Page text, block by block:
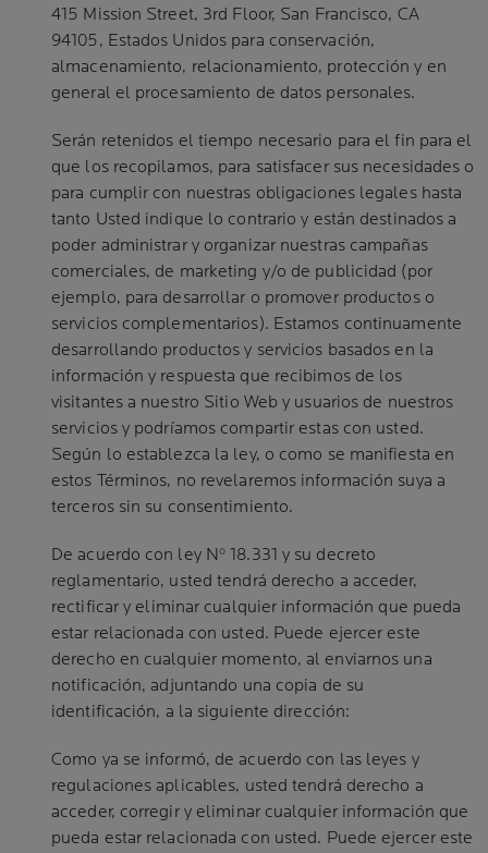
415 Mission Street, 3rd Floor, San Francisco, CA
94105, Estados Unidos para conservación,
almacenamiento, relacionamiento, protección y en
general el procesamiento de datos personales.
Serán retenidos el tiempo necesario para el fin para el
que los recopilamos, para satisfacer sus necesidades o
para cumplir con nuestras obligaciones legales hasta
tanto Usted indique lo contrario y están destinados a
poder administrar y organizar nuestras campañas
comerciales, de marketing y/o de publicidad (por
ejemplo, para desarrollar o promover productos o
servicios complementarios). Estamos continuamente
desarrollando productos y servicios basados en la
información y respuesta que recibimos de los
visitantes a nuestro Sitio Web y usuarios de nuestros
servicios y podríamos compartir estas con usted.
Según lo establezca la ley, o como se manifiesta en
estos Términos, no revelaremos información suya a
terceros sin su consentimiento.
De acuerdo con ley Nº 18.331 y su decreto
reglamentario, usted tendrá derecho a acceder,
rectificar y eliminar cualquier información que pueda
estar relacionada con usted. Puede ejercer este
derecho en cualquier momento, al enviarnos una
notificación, adjuntando una copia de su
identificación, a la siguiente dirección:
Como ya se informó, de acuerdo con las leyes y
regulaciones aplicables, usted tendrá derecho a
acceder, corregir y eliminar cualquier información que
pueda estar relacionada con usted. Puede ejercer este